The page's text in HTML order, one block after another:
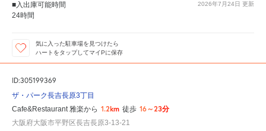
2026年7月24日 更新
■入出庫可能時間
24時間
気に入った駐車場を見つけたら
ハートをタップしてマイPに保存
ID:305199369
ザ・パーク長吉長原3丁目
Cafe&Restaurant 雅楽から 1.2km 徒歩 16～23分
大阪府大阪市平野区長吉長原3-13-21